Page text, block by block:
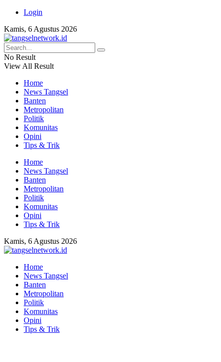
Login
Kamis, 6 Agustus 2026
No Result
View All Result
Home
News Tangsel
Banten
Metropolitan
Politik
Komunitas
Opini
Tips & Trik
Home
News Tangsel
Banten
Metropolitan
Politik
Komunitas
Opini
Tips & Trik
Kamis, 6 Agustus 2026
Home
News Tangsel
Banten
Metropolitan
Politik
Komunitas
Opini
Tips & Trik